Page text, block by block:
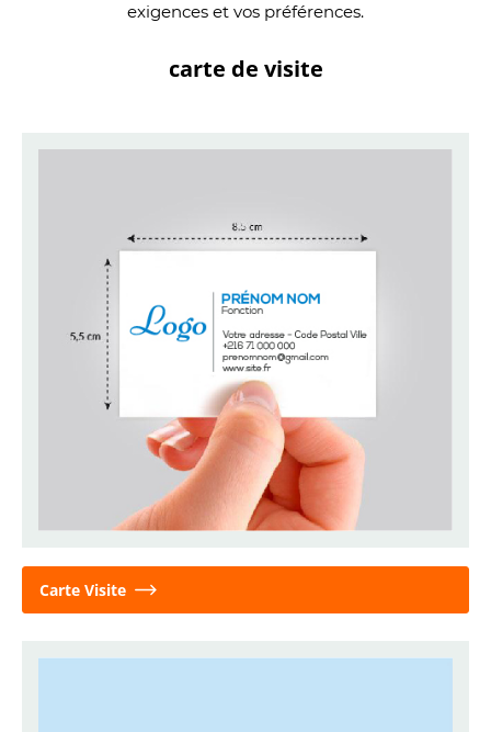
exigences et vos préférences.
carte de visite
Carte Visite